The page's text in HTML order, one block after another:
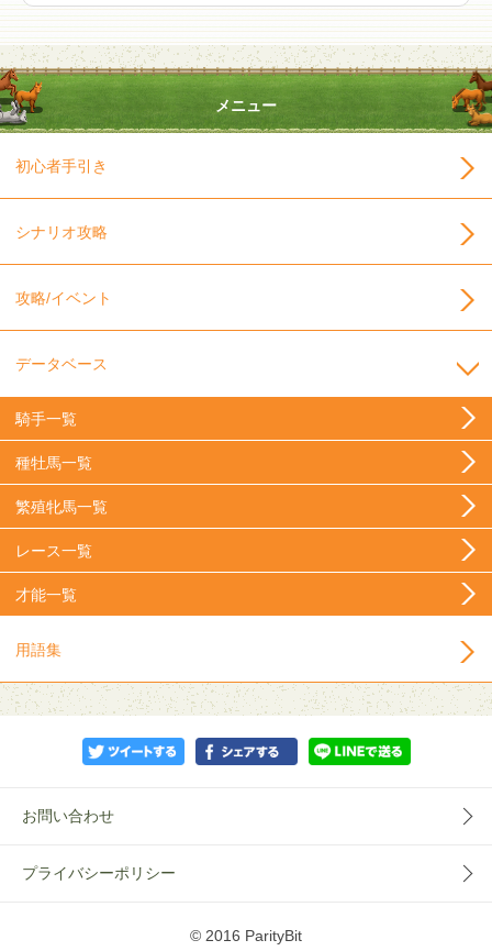
メニュー
初心者手引き
シナリオ攻略
攻略/イベント
データベース
騎手一覧
種牡馬一覧
繁殖牝馬一覧
レース一覧
才能一覧
用語集
お問い合わせ
プライバシーポリシー
© 2016 ParityBit